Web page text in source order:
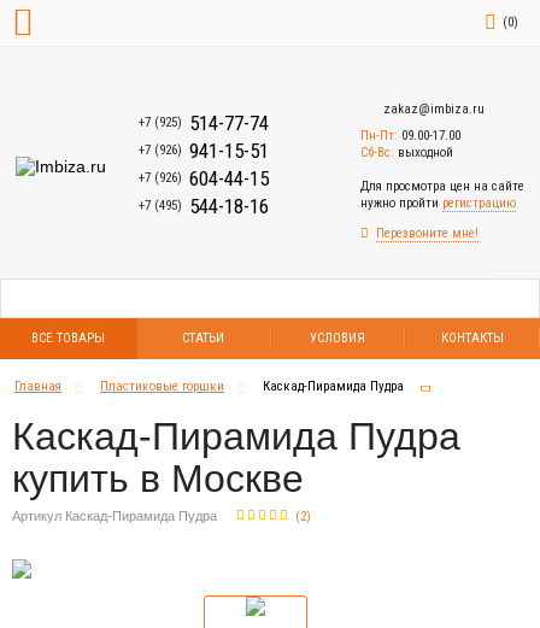
(0)
+7 (925) 514-77-74
+7 (926) 941-15-51
+7 (926) 604-44-15
+7 (495) 544-18-16
zakaz@imbiza.ru
Пн-Пт: 09.00-17.00
Сб-Вс: выходной
Для просмотра цен на сайте
нужно пройти регистрацию
Перезвоните мне!
ВСЕ ТОВАРЫ СТАТЬИ УСЛОВИЯ КОНТАКТЫ
Главная Пластиковые горшки Каскад-Пирамида Пудра
Каскад-Пирамида Пудра
купить в Москве
Артикул Каскад-Пирамида Пудра (2)